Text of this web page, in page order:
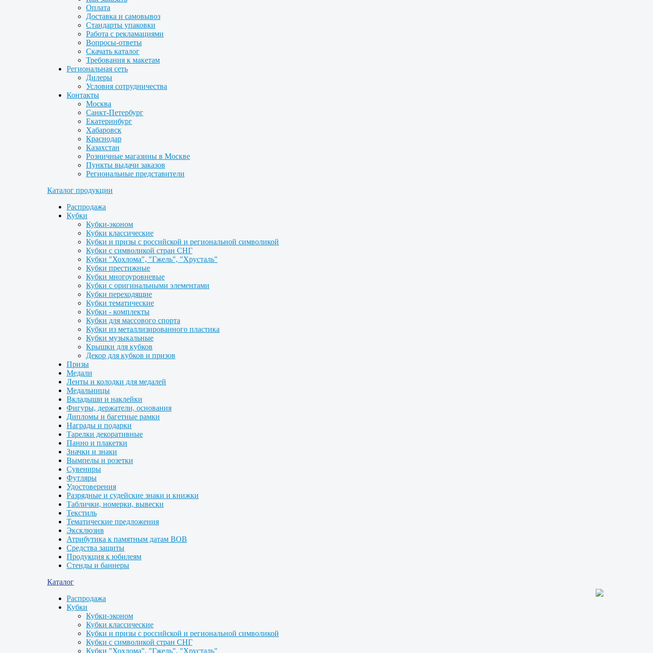
Оплата
Доставка и самовывоз
Стандарты упаковки
Работа с рекламациями
Вопросы-ответы
Скачать каталог
Требования к макетам
Региональная сеть
Дилеры
Условия сотрудничества
Контакты
Москва
Санкт-Петербург
Екатеринбург
Хабаровск
Краснодар
Казахстан
Розничные магазины в Москве
Пункты выдачи заказов
Региональные представители
Каталог продукции
Распродажа
Кубки
Кубки-эконом
Кубки классические
Кубки и призы с российской и региональной символикой
Кубки с символикой стран СНГ
Кубки "Хохлома", "Гжель", "Хрусталь"
Кубки престижные
Кубки многоуровневые
Кубки с оригинальными элементами
Кубки переходящие
Кубки тематические
Кубки - комплекты
Кубки для массового спорта
Кубки из металлизированного пластика
Кубки музыкальные
Крышки для кубков
Декор для кубков и призов
Призы
Медали
Ленты и колодки для медалей
Медальницы
Вкладыши и наклейки
Фигуры, держатели, основания
Дипломы и багетные рамки
Награды и подарки
Тарелки декоративные
Панно и плакетки
Значки и знаки
Вымпелы и розетки
Сувениры
Футляры
Удостоверения
Разрядные и судейские знаки и книжки
Таблички, номерки, вывески
Текстиль
Тематические предложения
Эксклюзив
Атрибутика к памятным датам ВОВ
Средства защиты
Продукция к юбилеям
Стенды и баннеры
Каталог
Распродажа
Кубки
Кубки-эконом
Кубки классические
Кубки и призы с российской и региональной символикой
Кубки с символикой стран СНГ
Кубки "Хохлома", "Гжель", "Хрусталь"